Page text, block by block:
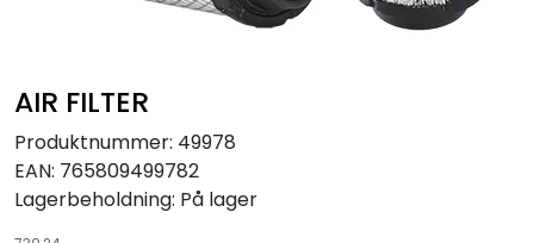
AIR FILTER
Produktnummer: 49978
EAN: 765809499782
Lagerbeholdning: På lager
Maskiner
Kontor og kantineprodukter